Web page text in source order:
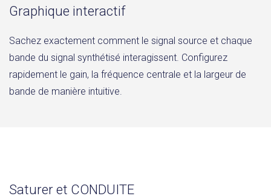
Graphique interactif
Sachez exactement comment le signal source et chaque
bande du signal synthétisé interagissent. Configurez
rapidement le gain, la fréquence centrale et la largeur de
bande de manière intuitive.
Saturer et CONDUITE